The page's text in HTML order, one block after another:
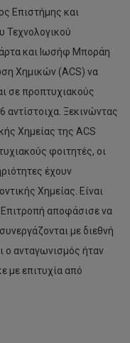
Επιστήμης και
Τεχνολογικού
και Ιωσήφ Μποράη
Χημικών (ACS) να
σε προπτυχιακούς
αντίστοιχα. Ξεκινώντας
Χημείας της ACS
φοιτητές, οι
έχουν
Χημείας. Είναι
Επιτροπή αποφάσισε να
με διεθνή
ο ανταγωνισμός ήταν
με επιτυχία από